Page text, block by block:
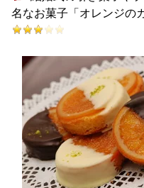
名なお菓子「オレンジの